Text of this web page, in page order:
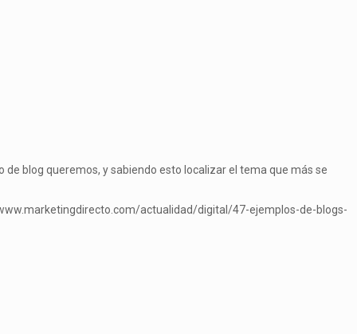
blog queremos, y sabiendo esto localizar el tema que más se
actualidad/digital/47-ejemplos-de-blogs-